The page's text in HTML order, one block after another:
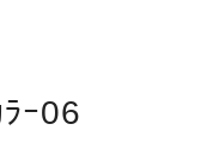
ｰ06